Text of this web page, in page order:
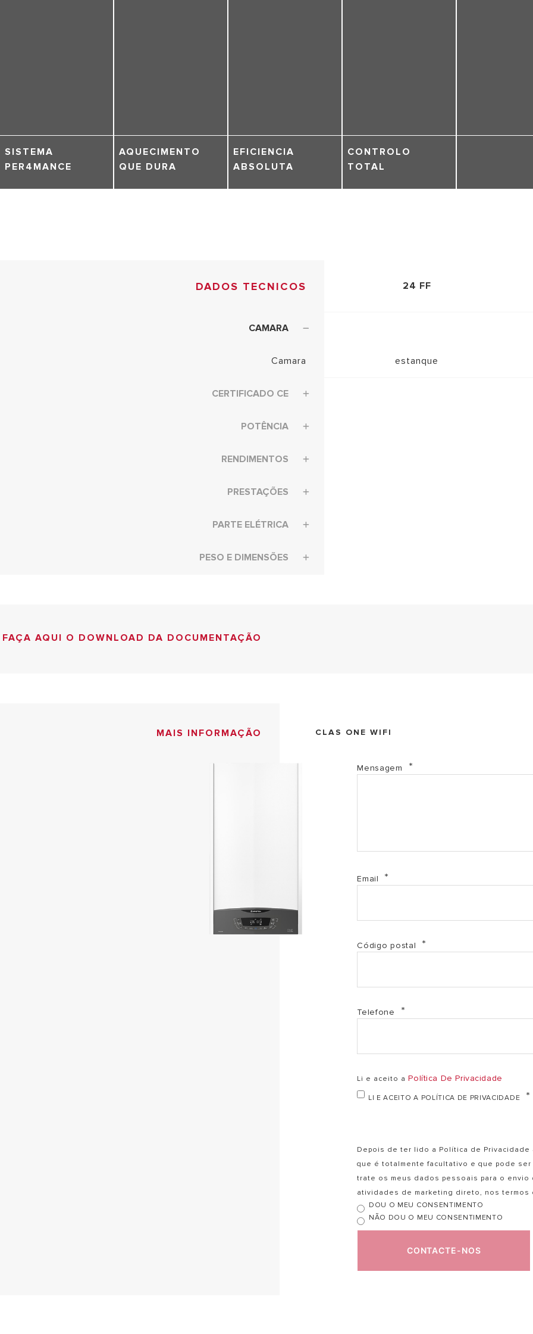
SISTEMA
PER4MANCE
AQUECIMENTO
QUE DURA
EFICIENCIA
ABSOLUTA
CONTROLO
TOTAL
DADOS TECNICOS 24 FF
CAMARA
Camara estanque
CERTIFICADO CE
POTÊNCIA
RENDIMENTOS
PRESTAÇÕES
PARTE ELÉTRICA
PESO E DIMENSÕES
FAÇA AQUI O DOWNLOAD DA DOCUMENTAÇÃO
3.1 Etiqueta ErP CLAS ONE WIFI 24 (PDF, 150.81 kb)
3.2 Etiqueta ErP CLAS ONE WIFI 30 (PDF, 151.24 kb)
MAIS INFORMAÇÃO CLAS ONE WIFI
Mensagem
Email
Código postal
Telefone
Li e aceito aPolítica De Privacidade
LI E ACEITO A POLÍTICA DE PRIVACIDADE
Depois de ter lido a Política de
que é totalmente facultativo e que pode ser
trate os meus dados pessoais para o envio
atividades de marketing direto, nos
DOU O MEU CONSENTIMENTO
NÃO DOU O MEU CONSENTIMENTO
CONTACTE-NOS